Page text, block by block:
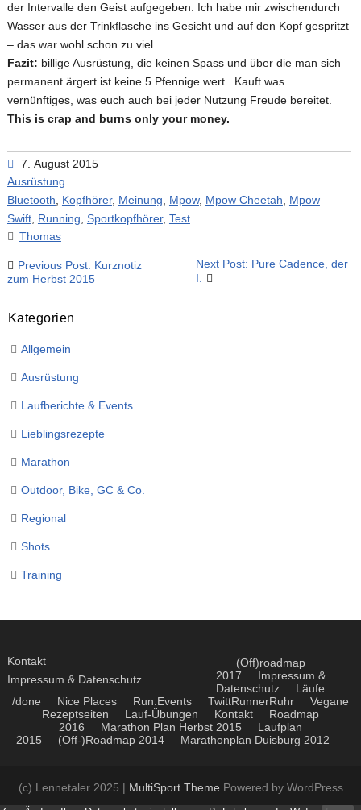
der Intervalle den Geist aufgegeben. Ich habe mir zwischendurch
Wasser aus der Trinkflasche ins Gesicht und auf den Kopf gespritzt
– das war wohl schon zu viel…
Fazit: billige Ausrüstung, die keinen Spass und über die man sich
permanent ärgert ist keine 5 Pfennige wert. Kauft was
vernünftiges, was euch auch bei jeder Nutzung Freude bereitet.
This is crap and burns only your money.
7. August 2015
Ausrüstung
Bluetooth
Kopfhörer, Meinung Mpow, Mpow Cheetah
Mpow
Swift, Running Sportkopfhörer, Test
Thomas
Beitragsnavigation
Previous Post: Kurznotiz
zum Herbst 2015
Next Post: Pure Cadence, der
I.
Kategorien
Allgemein
Ausrüstung
Laufberichte & Events
Lieblingsrezepte
Marathon
Outdoor, Bike, GC & Co.
Regional
Shots
Training
Kontakt
Impressum & Datenschutz
(Off)roadmap
2017
Impressum &
Datenschutz
Läufe
/done
Nice Places Run.Events TwittRunnerRuhr
Vegane
Rezeptseiten
Lauf-Übungen Kontakt
Roadmap
2016
Marathon Plan Herbst 2015
Laufplan
2015
(Off-)Roadmap 2014 Marathonplan Duisburg 2012
(c) Lennetaler 2025 | MultiSport Theme Powered by WordPress